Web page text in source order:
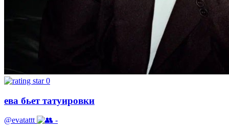
0
ева бьет татуировки
@evatattt -